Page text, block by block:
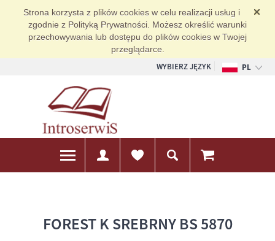
Strona korzysta z plików cookies w celu realizacji usług i
zgodnie z Polityką Prywatności. Możesz określić warunki
przechowywania lub dostępu do plików cookies w Twojej
przeglądarce.
WYBIERZ JĘZYK
PL
FOREST K SREBRNY BS 5870